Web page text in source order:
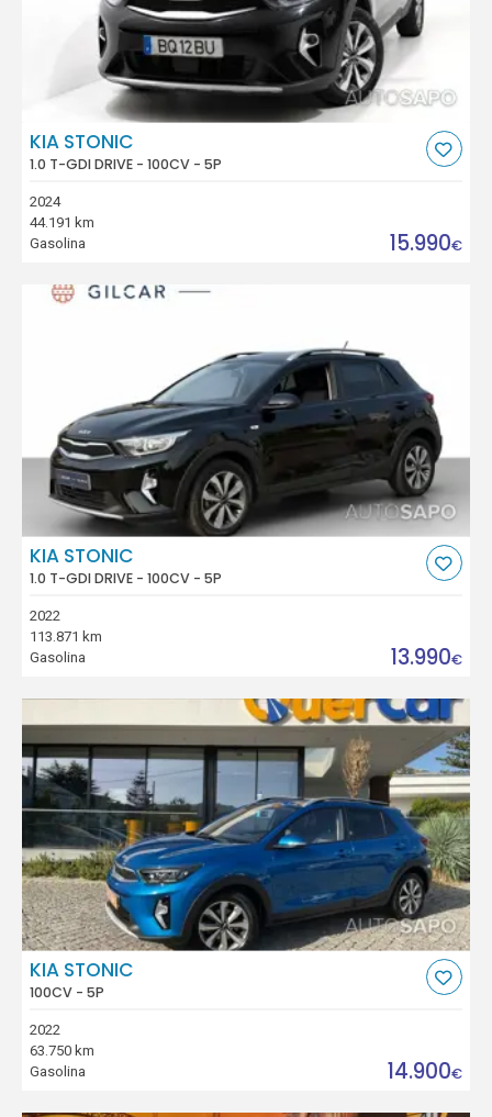
KIA STONIC
1.0 T-GDI DRIVE - 100CV - 5P
2024
44.191 km
Gasolina
15.990€
KIA STONIC
1.0 T-GDI DRIVE - 100CV - 5P
2022
113.871 km
Gasolina
13.990€
KIA STONIC
100CV - 5P
2022
63.750 km
Gasolina
14.900€